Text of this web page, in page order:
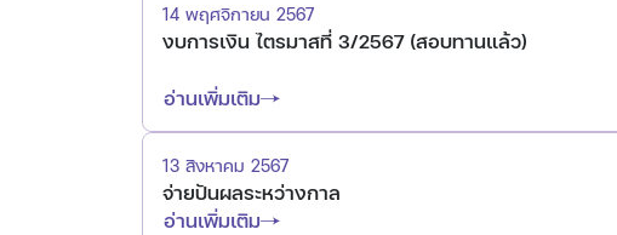
14 พฤศจิกายน 2567
งบการเงิน ไตรมาสที่ 3/2567 (สอบทานแล้ว)
อ่านเพิ่มเติม
13 สิงหาคม 2567
จ่ายปันผลระหว่างกาล
อ่านเพิ่มเติม